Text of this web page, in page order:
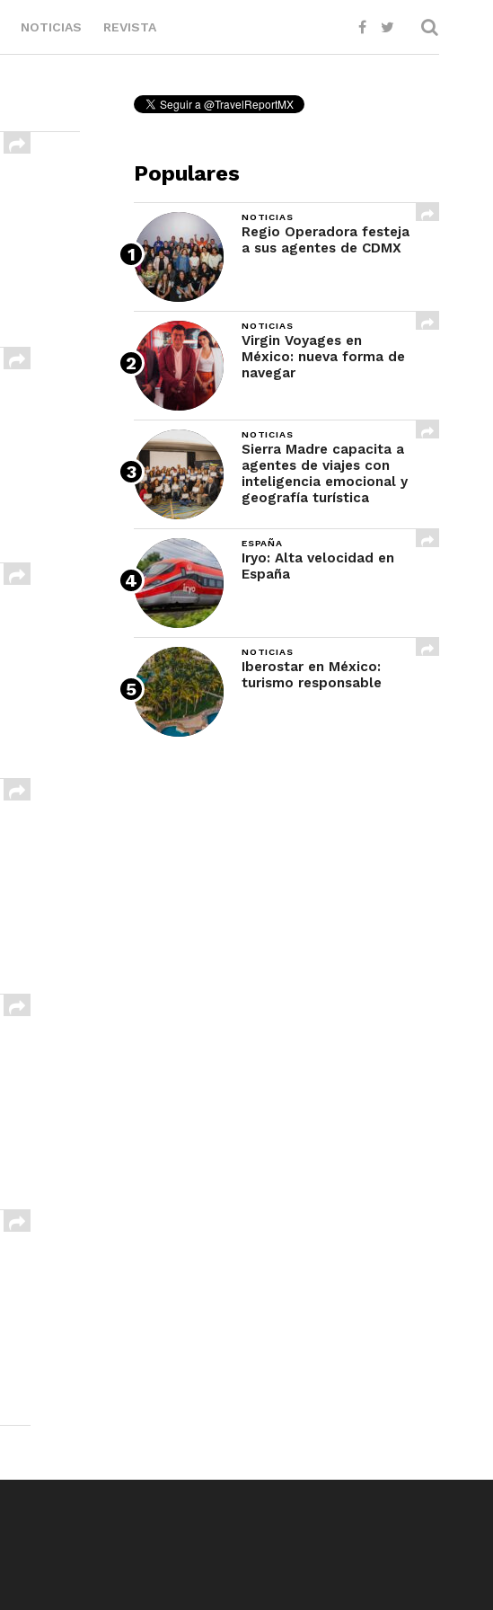
NOTICIAS REVISTA
Populares
NOTICIAS
Regio Operadora festeja
a sus agentes de CDMX
NOTICIAS
Virgin Voyages en
México: nueva forma de
navegar
NOTICIAS
Sierra Madre capacita a
agentes de viajes con
inteligencia emocional y
geografía turística
ESPAÑA
Iryo: Alta velocidad en
España
NOTICIAS
Iberostar en México:
turismo responsable